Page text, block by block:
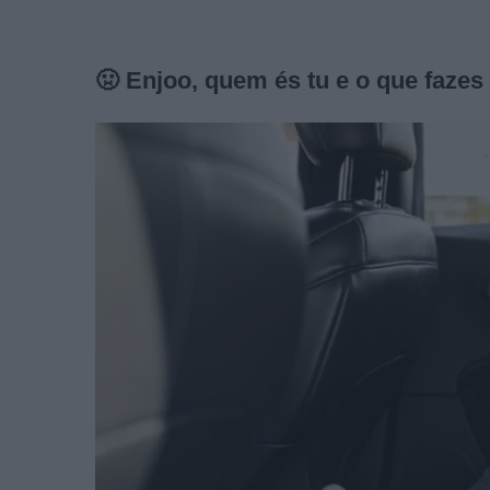
🤢 Enjoo, quem és tu e o que fazes